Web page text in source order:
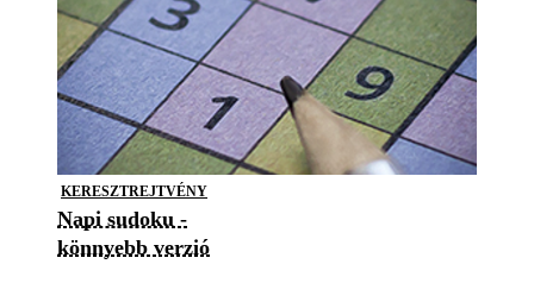
KERESZTREJTVÉNY
Napi sudoku -
könnyebb verzió